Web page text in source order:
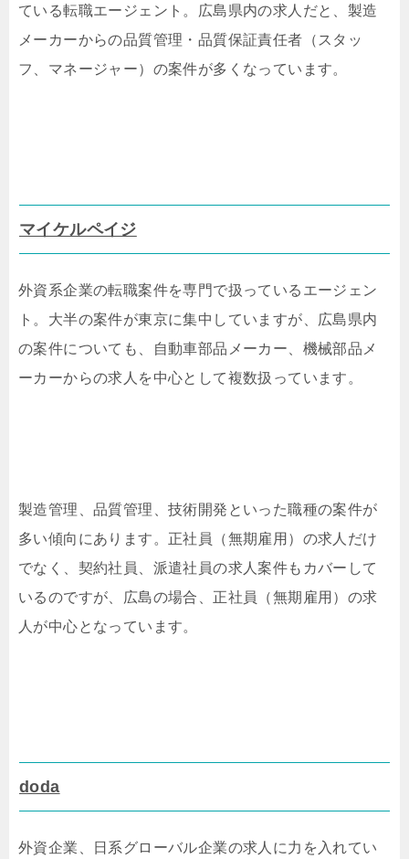
ている転職エージェント。広島県内の求人だと、製造
メーカーからの品質管理・品質保証責任者（スタッ
フ、マネージャー）の案件が多くなっています。
マイケルペイジ
外資系企業の転職案件を専門で扱っているエージェン
ト。大半の案件が東京に集中していますが、広島県内
の案件についても、自動車部品メーカー、機械部品メ
ーカーからの求人を中心として複数扱っています。
製造管理、品質管理、技術開発といった職種の案件が
多い傾向にあります。正社員（無期雇用）の求人だけ
でなく、契約社員、派遣社員の求人案件もカバーして
いるのですが、広島の場合、正社員（無期雇用）の求
人が中心となっています。
doda
外資企業、日系グローバル企業の求人に力を入れてい